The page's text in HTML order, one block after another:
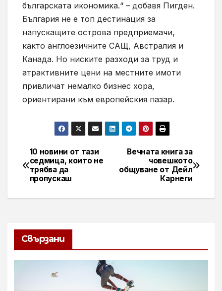
българската икономика.“ – добавя Пигден.
България не е топ дестинация за
напускащите острова предприемачи,
както англоезичните САЩ, Австралия и
Канада. Но ниските разходи за труд и
атрактивните цени на местните имоти
привличат немалко бизнес хора,
ориентирани към европейския пазар.
Навигация
Вечната книга за
човешкото
общуване от Дейл
Карнеги
10 новини от тази
седмица, които не
трябва да
пропускаш
Свързани